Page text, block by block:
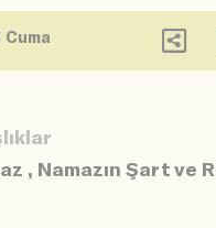
Cuma
, Namazın Şart ve